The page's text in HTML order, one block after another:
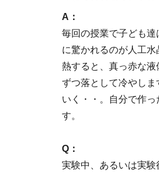
A：
毎回の授業で子ども
に驚かれるのが人工
熱すると、真っ赤な
ずつ落として冷やし
いく・・。自分で作
す。
Q：
実験中、あるいは実験